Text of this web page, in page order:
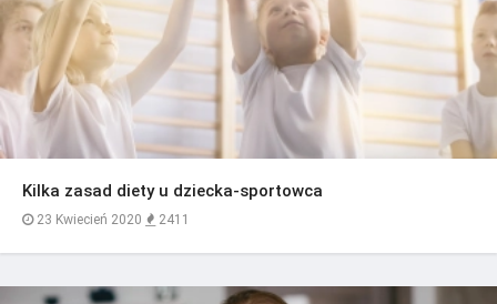
Kilka zasad diety u dziecka-sportowca
23 Kwiecień 2020 2411